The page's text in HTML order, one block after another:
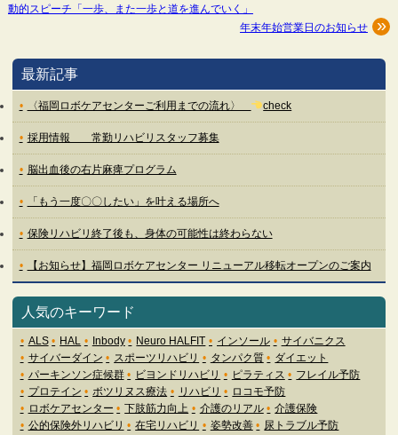
動的スピーチ「一歩、また一歩と道を進んでいく」
年末年始営業日のお知らせ
最新記事
〈福岡ロボケアセンターご利用までの流れ〉 check
採用情報 常勤リハビリスタッフ募集
脳出血後の右片麻痺プログラム
「もう一度〇〇したい」を叶える場所へ
保険リハビリ終了後も、身体の可能性は終わらない
【お知らせ】福岡ロボケアセンター リニューアル移転オープンのご案内
人気のキーワード
ALS HAL Inbody Neuro HALFIT インソール
サイバニクス
サイバーダイン
スポーツリハビリ タンパク質
ダイエット
パーキンソン症候群
ビヨンドリハビリ ピラティス
フレイル予防
プロテイン
ボツリヌス療法 リハビリ
ロコモ予防
ロボケアセンター
下肢筋力向上 介護のリアル
介護保険
公的保険外リハビリ
在宅リハビリ 姿勢改善 尿トラブル予防